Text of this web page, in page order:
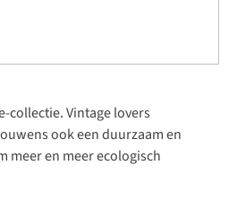
collectie.Vintage lovers
ook een duurzaam en
meer en meer ecologisch